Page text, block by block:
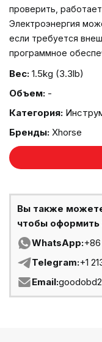
проверить,
Электроэнергия
если требуется
программное
Вес: 1.5kg (3.3lb)
Объем: -
Категория:
Бренды: Xhorse
Вы также
чтобы оформить
WhatsApp:+86
Telegram:+1
Email: